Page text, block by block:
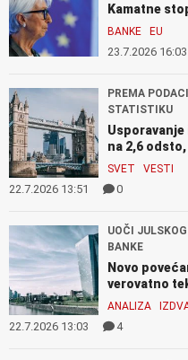
Kamatne
BANKE EU
23.7.2026 16:03
PREMA
STATISTIKU
na 2,6
SVET VESTI
22.7.2026 13:51 0
UOČI
BANKE
Novo
verovatno
ANALIZA
22.7.2026 13:03 4